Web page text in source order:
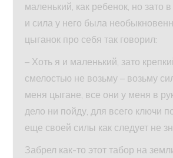
маленький, как ребенок, но зато
и сила у него была
цыганок про себя так говорил:
– Хоть я и маленький, зато
смелостью не возьму – возьму
меня цыгане, все они у меня в
дело ни пойду, для всего ключи
еще своей силы как следует не
Забрел как-то этот табор на